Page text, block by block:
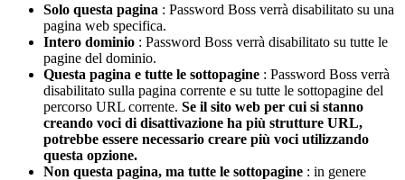
Solo questa pagina : Password Boss verrà disabilitato su una
pagina web specifica.
Intero dominio : Password Boss verrà disabilitato su tutte le
pagine del dominio.
Questa pagina e tutte le sottopagine : Password Boss verrà
disabilitato sulla pagina corrente e su tutte le sottopagine del
percorso URL corrente. Se il sito web per cui si stanno
creando voci di disattivazione ha più strutture URL,
potrebbe essere necessario creare più voci utilizzando
questa opzione.
Non questa pagina, ma tutte le sottopagine : in genere